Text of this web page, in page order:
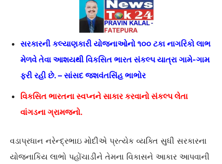
સરકારની કલ્યાણકારી યોજનાઓનો ૧૦૦ ટકા નાગરિકો લાભ
મેળવે તેવા આશયથી વિકસિત ભારત સંકલ્પ યાત્રા ગામે-ગામ
ફરી રહી છે. – સાંસદ જશવંતસિંહ ભાભોર
વિકસિત ભારતના સ્વપ્નને સાકાર કરવાનો સંકલ્પ લેતા
વાંગડના ગ્રામજનો.
વડાપ્રધાન નરેન્દ્રભાઇ મોદીએ પ્રત્યેક વ્યક્તિ સુધી સરકારના
યોજનાકિય લાભો પહોંચાડીને તેમના વિકાસને આકાર આપવાની